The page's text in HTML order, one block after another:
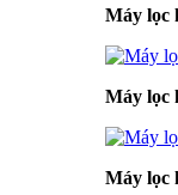
Máy lọc
Máy lọc
Máy lọc